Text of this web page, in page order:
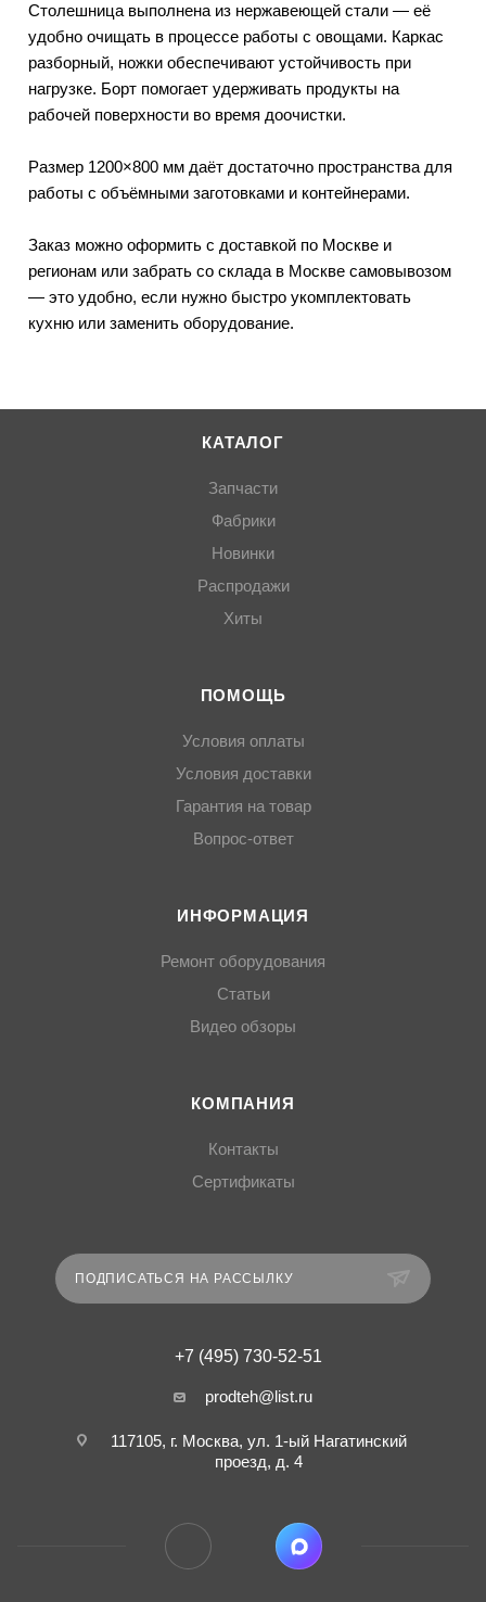
Столешница выполнена из нержавеющей стали — её
удобно очищать в процессе работы с овощами. Каркас
разборный, ножки обеспечивают устойчивость при
нагрузке. Борт помогает удерживать продукты на
рабочей поверхности во время доочистки.
Размер 1200×800 мм даёт достаточно пространства для
работы с объёмными заготовками и контейнерами.
Заказ можно оформить с доставкой по Москве и
регионам или забрать со склада в Москве самовывозом
— это удобно, если нужно быстро укомплектовать
кухню или заменить оборудование.
КАТАЛОГ
Запчасти
Фабрики
Новинки
Распродажи
Хиты
ПОМОЩЬ
Условия оплаты
Условия доставки
Гарантия на товар
Вопрос-ответ
ИНФОРМАЦИЯ
Ремонт оборудования
Статьи
Видео обзоры
КОМПАНИЯ
Контакты
Сертификаты
ПОДПИСАТЬСЯ НА РАССЫЛКУ
+7 (495) 730-52-51
prodteh@list.ru
117105, г. Москва, ул. 1-ый Нагатинский
проезд, д. 4